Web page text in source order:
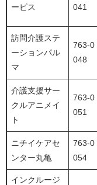
ービス
041
訪問介護ステ
ーションパル
マ
763-0
048
介護支援サー
クルアニメイ
ト
763-0
051
ニチイケアセ
ンター丸亀
763-0
054
インクルージ